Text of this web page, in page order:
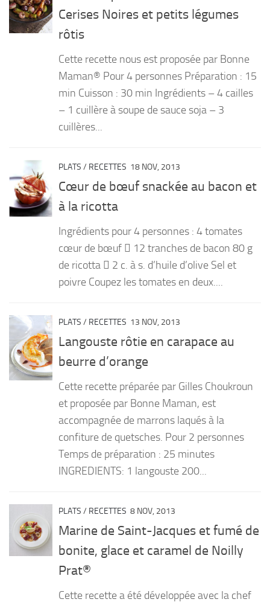
Cerises Noires et petits légumes
rôtis
Cette recette nous est proposée par Bonne
Maman® Pour 4 personnes Préparation : 15
min Cuisson : 30 min Ingrédients – 4 cailles
– 1 cuillère à soupe de sauce soja – 3
cuillères...
PLATS / RECETTES 18 NOV, 2013
Cœur de bœuf snackée au bacon et
à la ricotta
Ingrédients pour 4 personnes : 4 tomates
cœur de bœuf  12 tranches de bacon 80 g
de ricotta  2 c. à s. d’huile d’olive Sel et
poivre Coupez les tomates en deux....
PLATS / RECETTES 13 NOV, 2013
Langouste rôtie en carapace au
beurre d’orange
Cette recette préparée par Gilles Choukroun
et proposée par Bonne Maman, est
accompagnée de marrons laqués à la
confiture de quetsches. Pour 2 personnes
Temps de préparation : 25 minutes
INGREDIENTS: 1 langouste 200...
PLATS / RECETTES 8 NOV, 2013
Marine de Saint-Jacques et fumé de
bonite, glace et caramel de Noilly
Prat®
Cette recette a été développée avec la chef